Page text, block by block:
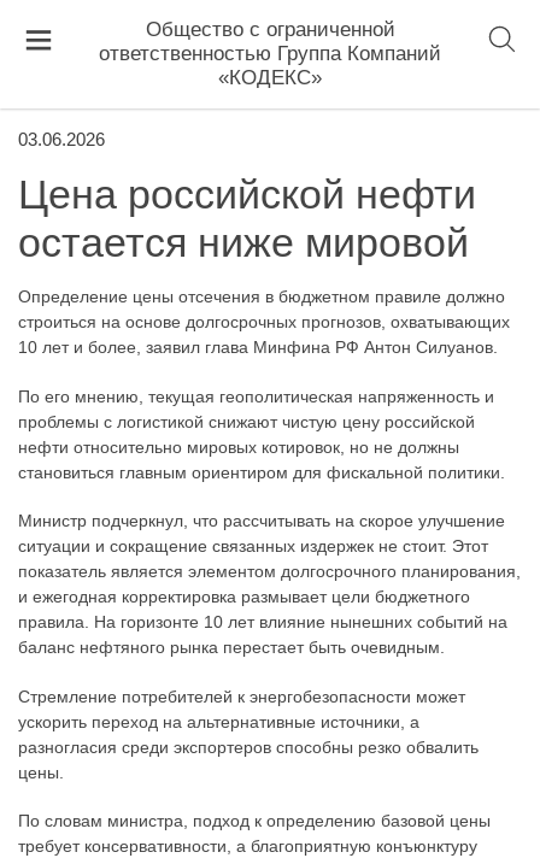
Общество с ограниченной
ответственностью Группа Компаний
«КОДЕКС»
03.06.2026
Цена российской нефти
остается ниже мировой
Определение цены отсечения в бюджетном правиле должно
строиться на основе долгосрочных прогнозов, охватывающих
10 лет и более, заявил глава Минфина РФ Антон Силуанов.
По его мнению, текущая геополитическая напряженность и
проблемы с логистикой снижают чистую цену российской
нефти относительно мировых котировок, но не должны
становиться главным ориентиром для фискальной политики.
Министр подчеркнул, что рассчитывать на скорое улучшение
ситуации и сокращение связанных издержек не стоит. Этот
показатель является элементом долгосрочного планирования,
и ежегодная корректировка размывает цели бюджетного
правила. На горизонте 10 лет влияние нынешних событий на
баланс нефтяного рынка перестает быть очевидным.
Стремление потребителей к энергобезопасности может
ускорить переход на альтернативные источники, а
разногласия среди экспортеров способны резко обвалить
цены.
По словам министра, подход к определению базовой цены
требует консервативности, а благоприятную конъюнктуру